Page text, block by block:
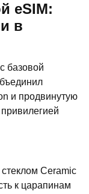
eSIM:
в
базовой
и продвинутую
Ceramic
к царапинам